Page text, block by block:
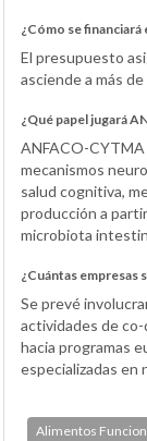
¿Cómo se
El presupuesto
asciende a más
¿Qué papel jugará
ANFACO-
mecanismos
salud cognitiva,
producción a
microbiota
¿Cuántas empresas
Se prevé
actividades de co-
hacia programas
especializadas en
Alimentos